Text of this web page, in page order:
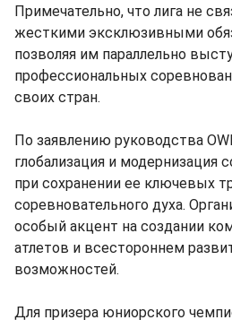
Примечательно, что лига не
жесткими эксклюзивными
позволяя им параллельно
профессиональных
своих стран.
По заявлению руководства
глобализация и модернизация
при сохранении ее ключевых
соревновательного духа.
особый акцент на создании
атлетов и всестороннем
возможностей.
Для призера юниорского